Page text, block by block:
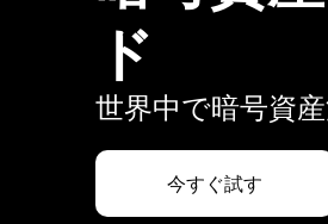
ド
世界中で暗号資
今すぐ試す